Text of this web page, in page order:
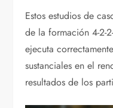
Estos estudios de
de la formación 4-2-
ejecuta
sustanciales en el
resultados de los